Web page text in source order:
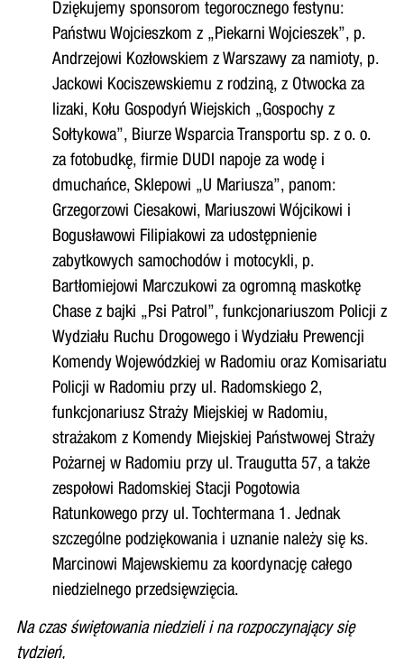
Dziękujemy sponsorom tegorocznego festynu:
Państwu Wojcieszkom z „Piekarni Wojcieszek”, p.
Andrzejowi Kozłowskiem z Warszawy za namioty, p.
Jackowi Kociszewskiemu z rodziną, z Otwocka za
lizaki, Kołu Gospodyń Wiejskich „Gospochy z
Sołtykowa”, Biurze Wsparcia Transportu sp. z o. o.
za fotobudkę, firmie DUDI napoje za wodę i
dmuchańce, Sklepowi „U Mariusza”, panom:
Grzegorzowi Ciesakowi, Mariuszowi Wójcikowi i
Bogusławowi Filipiakowi za udostępnienie
zabytkowych samochodów i motocykli, p.
Bartłomiejowi Marczukowi za ogromną maskotkę
Chase z bajki „Psi Patrol”, funkcjonariuszom Policji z
Wydziału Ruchu Drogowego i Wydziału Prewencji
Komendy Wojewódzkiej w Radomiu oraz Komisariatu
Policji w Radomiu przy ul. Radomskiego 2,
funkcjonariusz Straży Miejskiej w Radomiu,
strażakom z Komendy Miejskiej Państwowej Straży
Pożarnej w Radomiu przy ul. Traugutta 57, a także
zespołowi Radomskiej Stacji Pogotowia
Ratunkowego przy ul. Tochtermana 1. Jednak
szczególne podziękowania i uznanie należy się ks.
Marcinowi Majewskiemu za koordynację całego
niedzielnego przedsięwzięcia.
Na czas świętowania niedzieli i na rozpoczynający się
tydzień,